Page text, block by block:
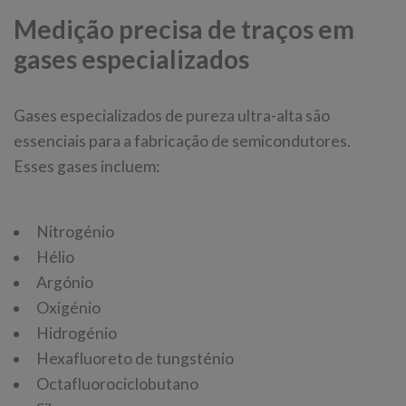
Medição precisa de traços em
gases especializados
Gases especializados de pureza ultra-alta são
essenciais para a fabricação de semicondutores.
Esses gases incluem:
Nitrogénio
Hélio
Argónio
Oxigénio
Hidrogénio
Hexafluoreto de tungsténio
Octafluorociclobutano